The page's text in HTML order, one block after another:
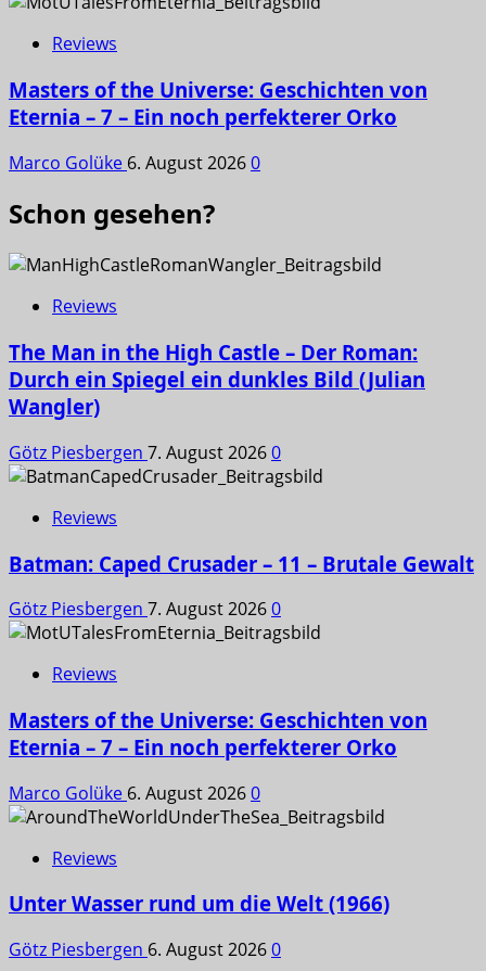
Reviews
Masters of the Universe: Geschichten von
Eternia – 7 – Ein noch perfekterer Orko
Marco Golüke 6. August 20260
Schon gesehen?
Reviews
The Man in the High Castle – Der Roman:
Durch ein Spiegel ein dunkles Bild (Julian
Wangler)
Götz Piesbergen 7. August 20260
Reviews
Batman: Caped Crusader – 11 – Brutale Gewalt
Götz Piesbergen 7. August 20260
Reviews
Masters of the Universe: Geschichten von
Eternia – 7 – Ein noch perfekterer Orko
Marco Golüke 6. August 20260
Reviews
Unter Wasser rund um die Welt (1966)
Götz Piesbergen 6. August 20260